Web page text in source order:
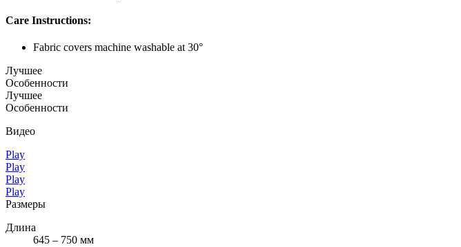
Care Instructions:
Fabric covers machine washable at 30°
Лучшее
Особенности
Лучшее
Особенности
Видео
Play
Play
Play
Play
Размеры
Длина
645 – 750 мм